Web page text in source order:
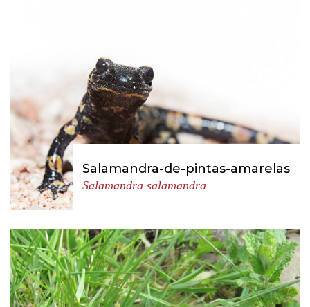
Salamandra-de-pintas-amarelas
Salamandra salamandra